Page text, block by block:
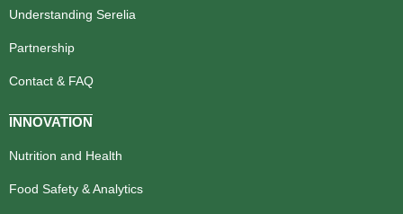
Understanding Serelia
Partnership
Contact & FAQ
INNOVATION
Nutrition and Health
Food Safety & Analytics